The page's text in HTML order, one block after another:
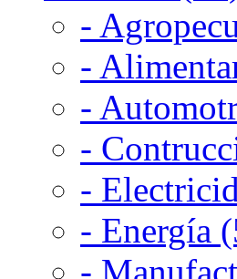
-
-
-
-
-
- Energía
-